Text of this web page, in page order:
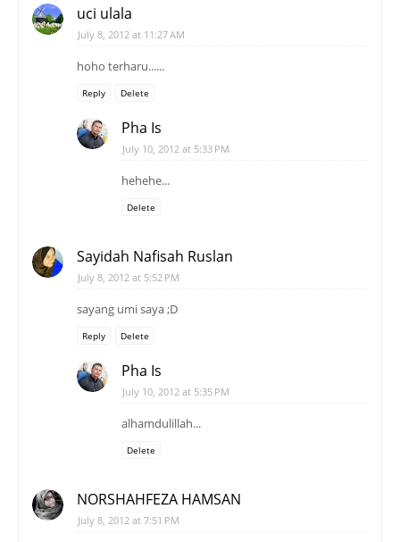
uci ulala
July 8, 2012 at 11:27 AM
hoho terharu......
Reply Delete
Pha Is
July 10, 2012 at 5:33 PM
hehehe...
Delete
Sayidah Nafisah Ruslan
July 8, 2012 at 5:52 PM
sayang umi saya ;D
Reply Delete
Pha Is
July 10, 2012 at 5:35 PM
alhamdulillah...
Delete
NORSHAHFEZA HAMSAN
July 8, 2012 at 7:51 PM